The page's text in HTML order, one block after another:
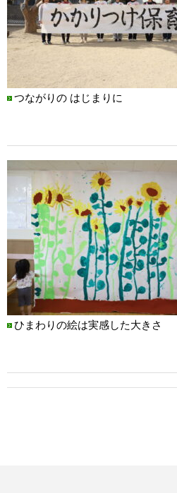
つながりの はじまりに
ひまわりの絵は実感した大きさ